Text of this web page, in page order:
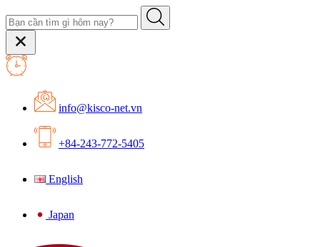
info@kisco-net.vn
+84-243-772-5405
English
Japan